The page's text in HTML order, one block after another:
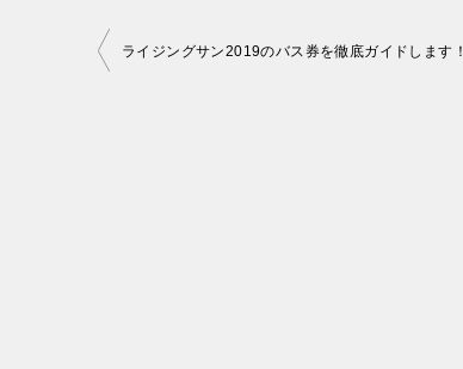
投
ライジングサン2019のバス券を徹底ガイドします！